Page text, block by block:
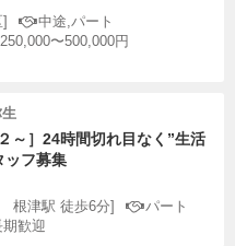
中途,パート
〜500,000円
～］24時間切れ目なく”生活
ッフ募集
根津駅 徒歩6分]
パート
期歓迎